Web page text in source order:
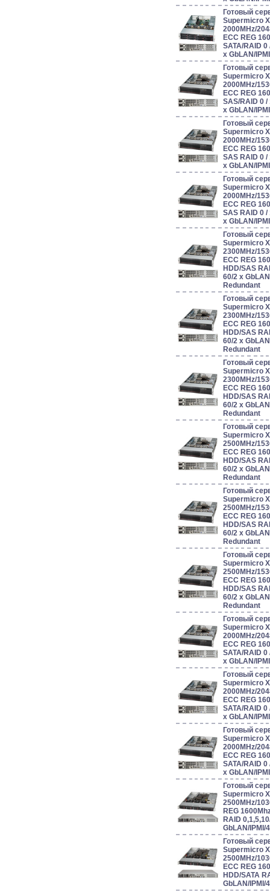
Готовый
Supermicro
2000MHz/
ECC REG
SATA/RAID 0
x GbLAN/
Готовый
Supermicro
2000MHz/
ECC REG
SAS/RAID 0 /
x GbLAN/
Готовый
Supermicro
2000MHz/
ECC REG
SAS RAID 0 /
x GbLAN/
Готовый
Supermicro
2000MHz/
ECC REG
SAS RAID 0 /
x GbLAN/
Готовый
Supermicro
2300MHz/
ECC REG
HDD/SAS
60/2 x
Redundant
Готовый
Supermicro
2300MHz/
ECC REG
HDD/SAS
60/2 x
Redundant
Готовый
Supermicro
2300MHz/
ECC REG
HDD/SAS
60/2 x
Redundant
Готовый
Supermicro
2500MHz/
ECC REG
HDD/SAS
60/2 x
Redundant
Готовый
Supermicro
2500MHz/
ECC REG
HDD/SAS
60/2 x
Redundant
Готовый
Supermicro
2500MHz/
ECC REG
HDD/SAS
60/2 x
Redundant
Готовый
Supermicro
2000MHz/
ECC REG
SATA/RAID 0
x GbLAN/
Готовый
Supermicro
2000MHz/
ECC REG
SATA/RAID 0
x GbLAN/
Готовый
Supermicro
2000MHz/
ECC REG
SATA/RAID 0
x GbLAN/
Готовый
Supermicro
2500MHz/
REG
RAID
GbLAN/IPMI/
Готовый
Supermicro
2500MHz/
ECC REG
HDD/SATA
GbLAN/IPMI/